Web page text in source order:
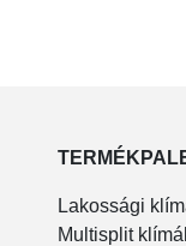
Lakossági
Multisplit